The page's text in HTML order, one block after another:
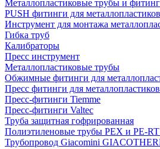
Металлопластиковые трубы и
PUSH фитинги для
Инструмент для монтажа
Гибка труб
Калибраторы
Пресс инструмент
Металлопластиковые трубы
Обжимные фитинги для
Пресс фитинги для
Пресс-фитинги Tiemme
Пресс-фитинги Valtec
Труба защитная гофрированная
Полиэтиленовые трубы PEX и PE-
Трубопровод Giacomini